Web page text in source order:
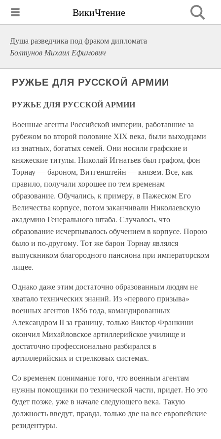
ВикиЧтение
Душа разведчика под фраком дипломата
Болтунов Михаил Ефимович
РУЖЬЕ ДЛЯ РУССКОЙ АРМИИ
РУЖЬЕ ДЛЯ РУССКОЙ АРМИИ
Военные агенты Российской империи, работавшие за
рубежом во второй половине XIX века, были выходцами
из знатных, богатых семей. Они носили графские и
княжеские титулы. Николай Игнатьев был графом, фон
Торнау — бароном, Витгенштейн — князем. Все, как
правило, получали хорошее по тем временам
образование. Обучались, к примеру, в Пажеском Его
Величества корпусе, потом заканчивали Николаевскую
академию Генерального штаба. Случалось, что
образование исчерпывалось обучением в корпусе. Порою
было и по-другому. Тот же барон Торнау являлся
выпускником благородного пансиона при императорском
лицее.
Однако даже этим достаточно образованным людям не
хватало технических знаний. Из «первого призыва»
военных агентов 1856 года, командированных
Александром II за границу, только Виктор Франкини
окончил Михайловское артиллерийское училище и
достаточно профессионально разбирался в
артиллерийских и стрелковых системах.
Со временем понимание того, что военным агентам
нужны помощники по технической части, придет. Но это
будет позже, уже в начале следующего века. Такую
должность введут, правда, только две на все европейские
резидентуры.